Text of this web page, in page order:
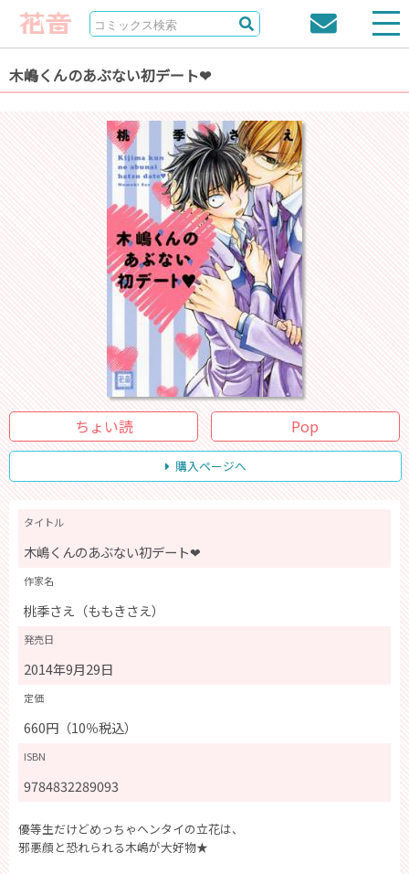
木嶋くんのあぶない初デート❤
ちょい読 Pop
購入ページへ
タイトル
木嶋くんのあぶない初デート❤
作家名
桃季さえ（ももきさえ）
発売日
2014年9月29日
定価
660円（10％税込）
ISBN
9784832289093
優等生だけどめっちゃヘンタイの立花は、
邪悪顔と恐れられる木嶋が大好物★